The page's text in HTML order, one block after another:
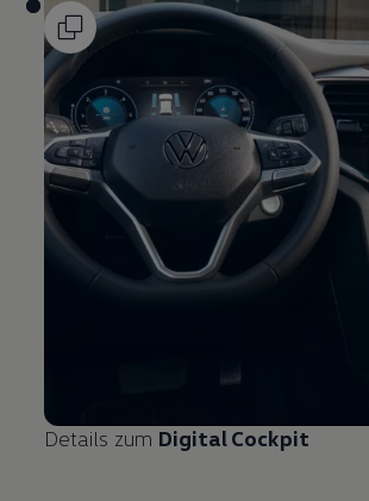
Details zum Digital Cockpit